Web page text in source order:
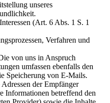
unseres
(Art. 6 Abs. 1 S. 1
Verfahren und
von uns in Anspruch
umfassen ebenfalls den
Speicherung von E-Mails.
der Empfänger
Informationen betreffend den